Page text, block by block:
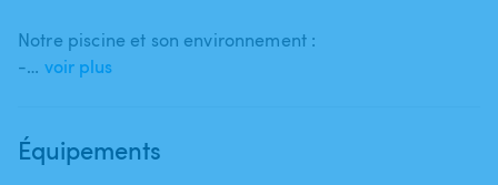
Notre piscine et son environnement :
-… voir plus
Équipements